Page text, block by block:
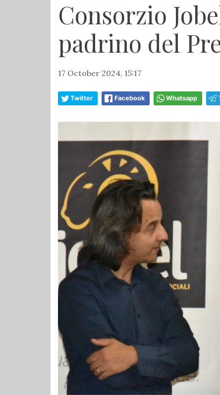
Consorzio
padrino del
17 October 2024, 15:17
Twitter Facebook Whatsapp